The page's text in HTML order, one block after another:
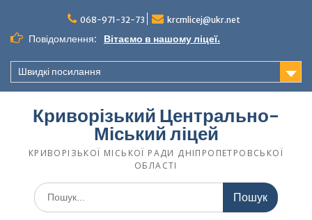
068-971-32-73 krcmlicej@ukr.net
Повідомлення: Вітаємо в нашому ліцеї.
Швидкі посилання
Криворізький Центрально-
Міський ліцей
КРИВОРІЗЬКОЇ МІСЬКОЇ РАДИ ДНІПРОПЕТРОВСЬКОЇ
ОБЛАСТІ